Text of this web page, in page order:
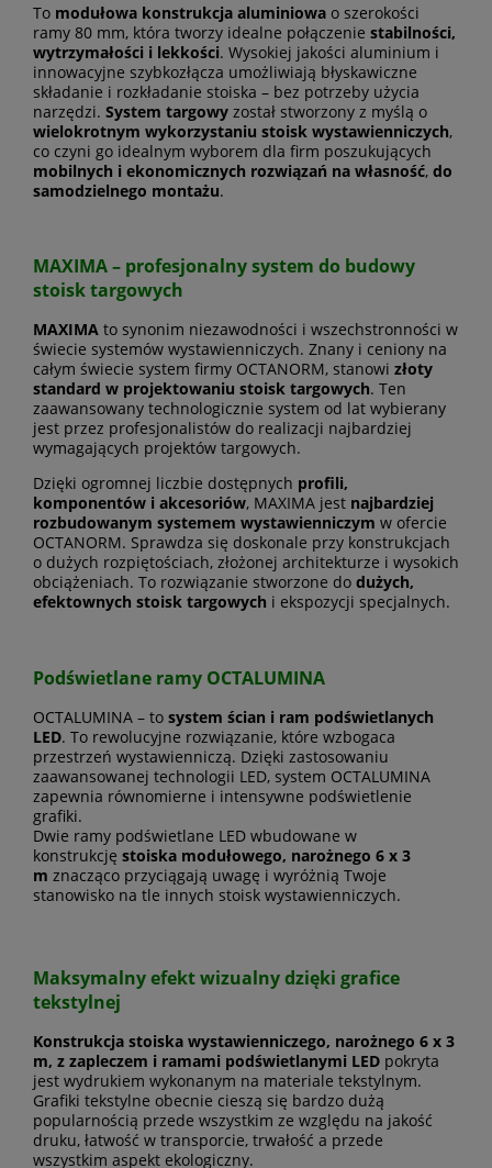
To modułowa konstrukcja aluminiowa o szerokości
ramy 80 mm, która tworzy idealne połączenie stabilności,
wytrzymałości i lekkości. Wysokiej jakości aluminium i
innowacyjne szybkozłącza umożliwiają błyskawiczne
składanie i rozkładanie stoiska – bez potrzeby użycia
narzędzi. System targowy został stworzony z myślą o
wielokrotnym wykorzystaniu stoisk wystawienniczych,
co czyni go idealnym wyborem dla firm poszukujących
mobilnych i ekonomicznych rozwiązań na własność, do
samodzielnego montażu.
MAXIMA – profesjonalny system do budowy
stoisk targowych
MAXIMA to synonim niezawodności i wszechstronności w
świecie systemów wystawienniczych. Znany i ceniony na
całym świecie system firmy OCTANORM, stanowi złoty
standard w projektowaniu stoisk targowych. Ten
zaawansowany technologicznie system od lat wybierany
jest przez profesjonalistów do realizacji najbardziej
wymagających projektów targowych.
Dzięki ogromnej liczbie dostępnych profili,
komponentów i akcesoriów, MAXIMA jest najbardziej
rozbudowanym systemem wystawienniczym w ofercie
OCTANORM. Sprawdza się doskonale przy konstrukcjach
o dużych rozpiętościach, złożonej architekturze i wysokich
obciążeniach. To rozwiązanie stworzone do dużych,
efektownych stoisk targowych i ekspozycji specjalnych.
Podświetlane ramy OCTALUMINA
OCTALUMINA – to system ścian i ram podświetlanych
LED. To rewolucyjne rozwiązanie, które wzbogaca
przestrzeń wystawienniczą. Dzięki zastosowaniu
zaawansowanej technologii LED, system OCTALUMINA
zapewnia równomierne i intensywne podświetlenie
grafiki.
Dwie ramy podświetlane LED wbudowane w
konstrukcję stoiska modułowego, narożnego 6 x 3
m znacząco przyciągają uwagę i wyróżnią Twoje
stanowisko na tle innych stoisk wystawienniczych.
Maksymalny efekt wizualny dzięki grafice
tekstylnej
Konstrukcja stoiska wystawienniczego, narożnego 6 x 3
m, z zapleczem i ramami podświetlanymi LED pokryta
jest wydrukiem wykonanym na materiale tekstylnym.
Grafiki tekstylne obecnie cieszą się bardzo dużą
popularnością przede wszystkim ze względu na jakość
druku, łatwość w transporcie, trwałość a przede
wszystkim aspekt ekologiczny.